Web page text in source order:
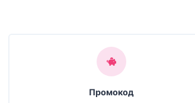
Промокод